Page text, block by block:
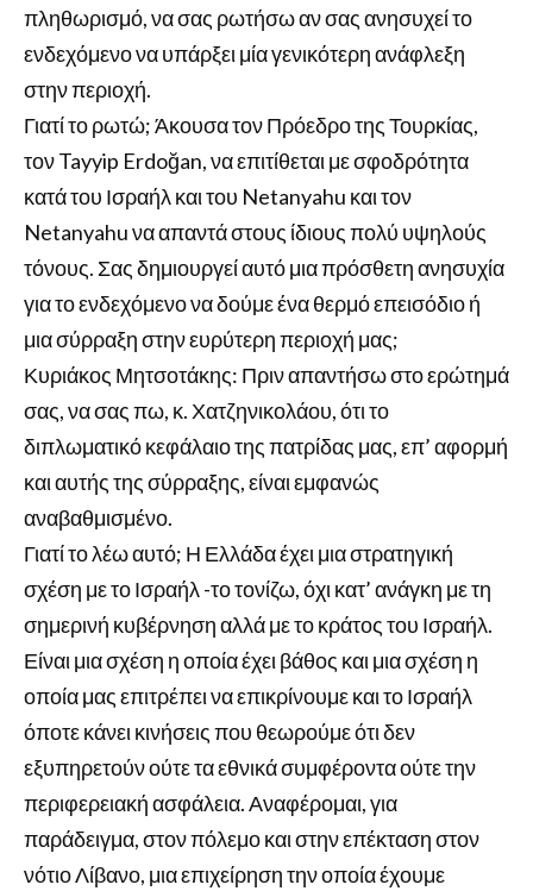
πληθωρισμό, να σας ρωτήσω αν σας ανησυχεί το
ενδεχόμενο να υπάρξει μία γενικότερη ανάφλεξη
στην περιοχή.
Γιατί το ρωτώ; Άκουσα τον Πρόεδρο της Τουρκίας,
τον Tayyip Erdoğan, να επιτίθεται με σφοδρότητα
κατά του Ισραήλ και του Netanyahu και τον
Netanyahu να απαντά στους ίδιους πολύ υψηλούς
τόνους. Σας δημιουργεί αυτό μια πρόσθετη ανησυχία
για το ενδεχόμενο να δούμε ένα θερμό επεισόδιο ή
μια σύρραξη στην ευρύτερη περιοχή μας;
Κυριάκος Μητσοτάκης: Πριν απαντήσω στο ερώτημά
σας, να σας πω, κ. Χατζηνικολάου, ότι το
διπλωματικό κεφάλαιο της πατρίδας μας, επ’ αφορμή
και αυτής της σύρραξης, είναι εμφανώς
αναβαθμισμένο.
Γιατί το λέω αυτό; Η Ελλάδα έχει μια στρατηγική
σχέση με το Ισραήλ -το τονίζω, όχι κατ’ ανάγκη με τη
σημερινή κυβέρνηση αλλά με το κράτος του Ισραήλ.
Είναι μια σχέση η οποία έχει βάθος και μια σχέση η
οποία μας επιτρέπει να επικρίνουμε και το Ισραήλ
όποτε κάνει κινήσεις που θεωρούμε ότι δεν
εξυπηρετούν ούτε τα εθνικά συμφέροντα ούτε την
περιφερειακή ασφάλεια. Αναφέρομαι, για
παράδειγμα, στον πόλεμο και στην επέκταση στον
νότιο Λίβανο, μια επιχείρηση την οποία έχουμε